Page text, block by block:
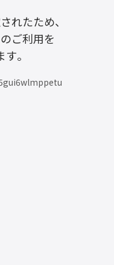
れたため、
ご利用を
。